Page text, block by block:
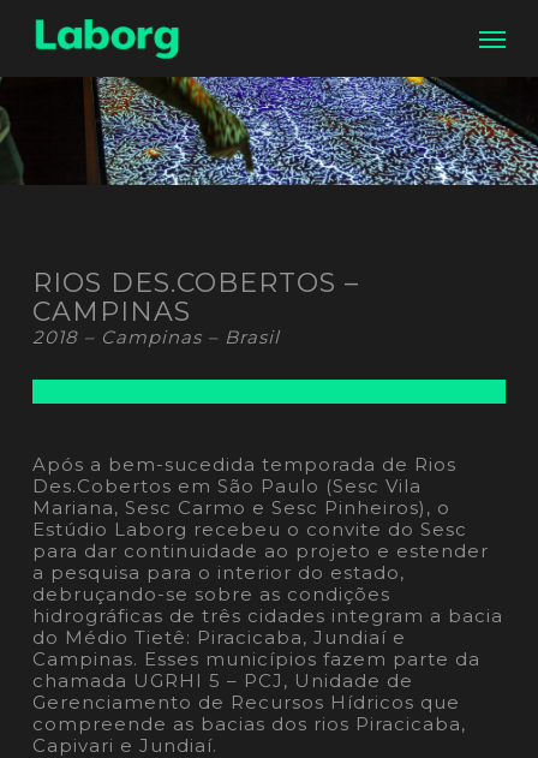
main
content
RIOS DES.COBERTOS –
CAMPINAS
2018 – Campinas – Brasil
Após a bem-sucedida temporada de Rios
Des.Cobertos em São Paulo (Sesc Vila
Mariana, Sesc Carmo e Sesc Pinheiros), o
Estúdio Laborg recebeu o convite do Sesc
para dar continuidade ao projeto e estender
a pesquisa para o interior do estado,
debruçando-se sobre as condições
hidrográficas de três cidades integram a bacia
do Médio Tietê: Piracicaba, Jundiaí e
Campinas. Esses municípios fazem parte da
chamada UGRHI 5 – PCJ, Unidade de
Gerenciamento de Recursos Hídricos que
compreende as bacias dos rios Piracicaba,
Capivari e Jundiaí.